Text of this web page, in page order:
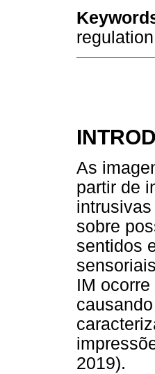
As
partir de
sobre
sentidos
IM
2019).